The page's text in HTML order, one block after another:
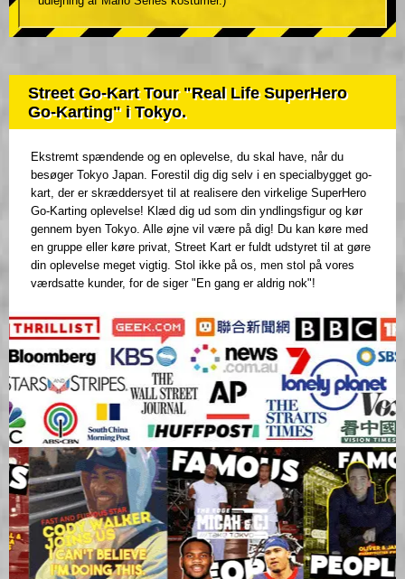
Street Go-Kart Tour "Real Life SuperHero
Go-Karting" i Tokyo.
Ekstremt spændende og en oplevelse, du skal have, når du
besøger Tokyo Japan. Forestil dig dig selv i en specialbygget go-
kart, der er skræddersyet til at realisere den virkelige SuperHero
Go-Karting oplevelse! Klæd dig ud som din yndlingsfigur og kør
gennem byen Tokyo. Alle øjne vil være på dig! Du kan køre med
en gruppe eller køre privat, Street Kart er fuldt udstyret til at gøre
din oplevelse meget vigtig. Stol ikke på os, men stol på vores
værdsatte kunder, for de siger "En gang er aldrig nok"!